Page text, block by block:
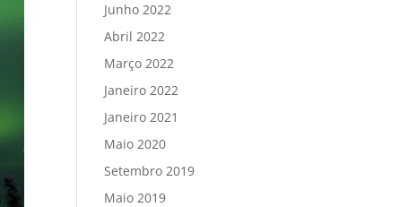
Junho 2022
Abril 2022
Março 2022
Janeiro 2022
Janeiro 2021
Maio 2020
Setembro 2019
Maio 2019